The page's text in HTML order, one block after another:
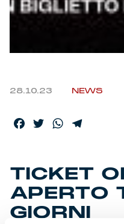
28.10.23 NEWS
Facebook
TwitterWhatsApp
TICKET
APERTO
GIORNI